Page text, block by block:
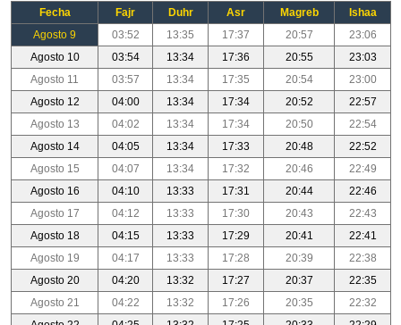
Fecha Fajr Duhr Asr Magreb
Ishaa
Agosto 9
03:52 13:35 17:37 20:57
23:06
Agosto 10
03:54 13:34 17:36 20:55
23:03
Agosto 11
03:57 13:34 17:35 20:54
23:00
Agosto 12
04:00 13:34 17:34 20:52
22:57
Agosto 13
04:02 13:34 17:34 20:50
22:54
Agosto 14
04:05 13:34 17:33 20:48
22:52
Agosto 15
04:07 13:34 17:32 20:46
22:49
Agosto 16
04:10 13:33 17:31 20:44
22:46
Agosto 17
04:12 13:33 17:30 20:43
22:43
Agosto 18
04:15 13:33 17:29 20:41
22:41
Agosto 19
04:17 13:33 17:28 20:39
22:38
Agosto 20
04:20 13:32 17:27 20:37
22:35
Agosto 21
04:22 13:32 17:26 20:35
22:32